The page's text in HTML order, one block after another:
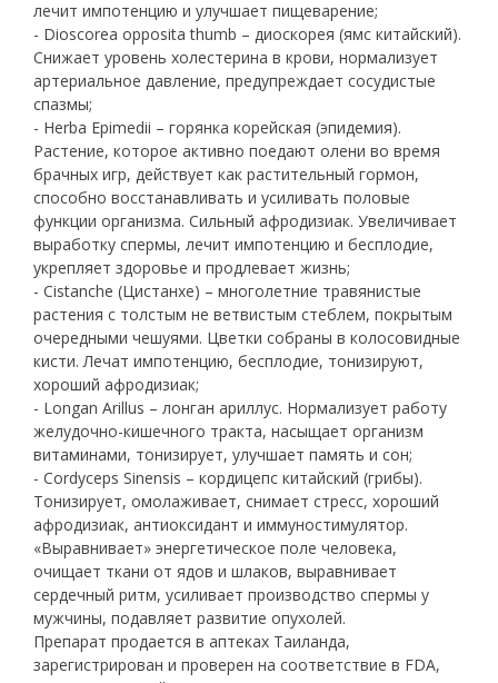
лечит импотенцию и улучшает пищеварение;
- Dioscorea opposita thumb – диоскорея (ямс китайский).
Снижает уровень холестерина в крови, нормализует
артериальное давление, предупреждает сосудистые
спазмы;
- Herba Epimedii – горянка корейская (эпидемия).
Растение, которое активно поедают олени во время
брачных игр, действует как растительный гормон,
способно восстанавливать и усиливать половые
функции организма. Сильный афродизиак. Увеличивает
выработку спермы, лечит импотенцию и бесплодие,
укрепляет здоровье и продлевает жизнь;
- Cistanche (Цистанхе) – многолетние травянистые
растения с толстым не ветвистым стеблем, покрытым
очередными чешуями. Цветки собраны в колосовидные
кисти. Лечат импотенцию, бесплодие, тонизируют,
хороший афродизиак;
- Longan Arillus – лонган ариллус. Нормализует работу
желудочно-кишечного тракта, насыщает организм
витаминами, тонизирует, улучшает память и сон;
- Cordyceps Sinensis – кордицепс китайский (грибы).
Тонизирует, омолаживает, снимает стресс, хороший
афродизиак, антиоксидант и иммуностимулятор.
«Выравнивает» энергетическое поле человека,
очищает ткани от ядов и шлаков, выравнивает
сердечный ритм, усиливает производство спермы у
мужчины, подавляет развитие опухолей.
Препарат продается в аптеках Таиланда,
зарегистрирован и проверен на соответствие в FDA,